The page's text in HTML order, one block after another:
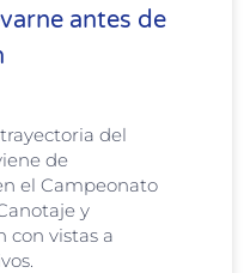
antes de
del
de
el Campeonato
y
con vistas a